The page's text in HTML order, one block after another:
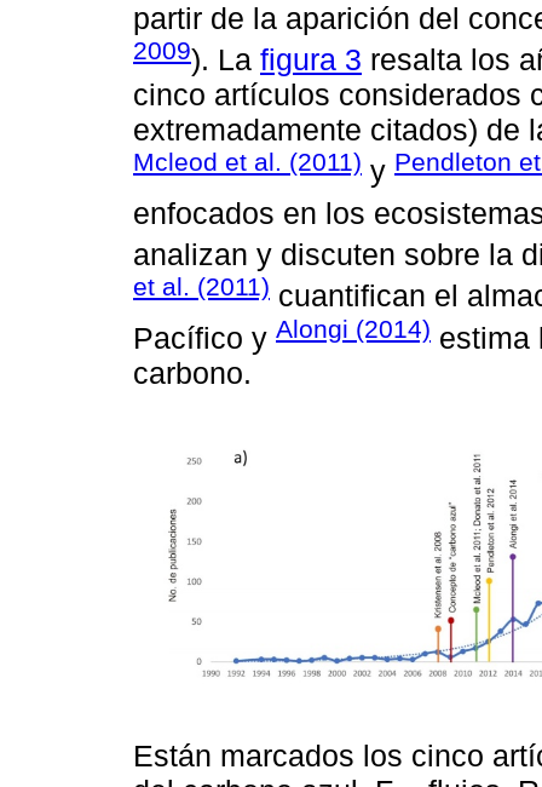
partir de la aparición del
2009). La figura 3 resalta los
cinco artículos considerados
extremadamente citados) de
Mcleod et al. (2011) y Pendleton
enfocados en los
analizan y discuten sobre la
et al. (2011) cuantifican el
Pacífico y Alongi (2014) estima
carbono.
Están marcados los cinco